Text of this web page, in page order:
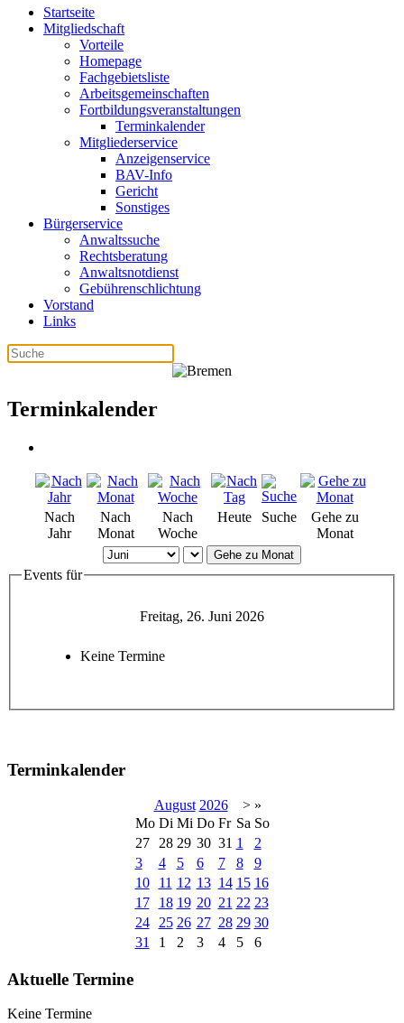
Startseite
Mitgliedschaft
Vorteile
Homepage
Fachgebietsliste
Arbeitsgemeinschaften
Fortbildungsveranstaltungen
Terminkalender
Mitgliederservice
Anzeigenservice
BAV-Info
Gericht
Sonstiges
Bürgerservice
Anwaltssuche
Rechtsberatung
Anwaltsnotdienst
Gebührenschlichtung
Vorstand
Links
Terminkalender
Nach
Jahr
Nach
Monat
Nach
Woche
Heute Suche
Gehe zu
Monat
Gehe zu Monat
Events für
Freitag, 26. Juni 2026
Keine Termine
Terminkalender
August 2026 > »
Mo Di Mi Do Fr Sa So
27
28 29 30 31 1
2
3
4 5 6 7 8
9
10
11 12 13 14 15 16
17
18 19 20 21 22 23
24
25 26 27 28 29 30
31
1 2 3 4 5 6
Aktuelle Termine
Keine Termine